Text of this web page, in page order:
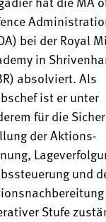
bei der Royal
in
absolviert. Als
ist er unter
für die
der Aktions­
und
Stufe